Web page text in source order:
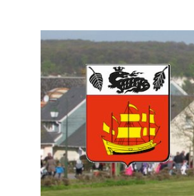
contenu